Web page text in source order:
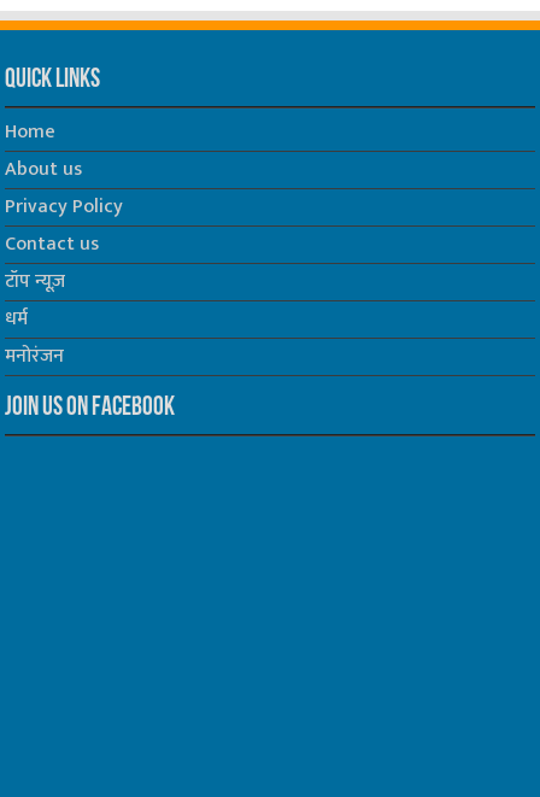
Quick Links
Home
About us
Privacy Policy
Contact us
टॉप न्यूज़
धर्म
मनोरंजन
Join us on Facebook